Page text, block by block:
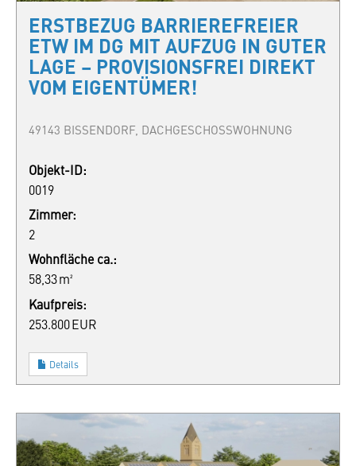
ERSTBEZUG BARRIEREFREIER
ETW IM DG MIT AUFZUG IN GUTER
LAGE – PROVISIONSFREI DIREKT
VOM EIGENTÜMER!
49143 BISSENDORF, DACHGESCHOSSWOHNUNG
Objekt-ID:
0019
Zimmer:
2
Wohnfläche ca.:
58,33 m²
Kaufpreis:
253.800 EUR
Details